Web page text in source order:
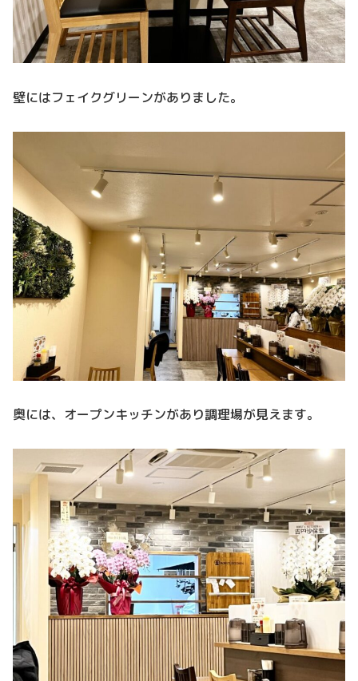
壁にはフェイクグリーンがありました。
奥には、オープンキッチンがあり調理場が見えます。